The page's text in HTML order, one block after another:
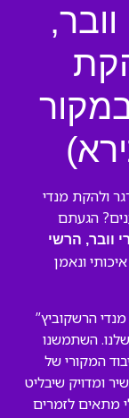
ולהקת מנדי
הגעתם
וובר, הרשי
ונאמן
הרשקוביץ”
השתמשנו
המקורי של
ומדויק שיבליט
מתאים לזמרים